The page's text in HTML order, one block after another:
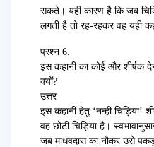
सकते। यही कारण है कि जब
लगती है तो रह-रहकर वह यही
प्रश्न 6.
इस कहानी का कोई और शीर्षक
क्यों?
उत्तर
इस कहानी हेतु ‘नन्हीं चिड़िया’
वह छोटी चिड़िया है।
जब माधवदास का नौकर उसे